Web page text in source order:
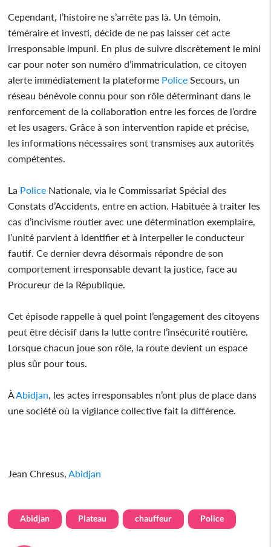
Cependant, l’histoire ne s’arrête pas là. Un témoin,
téméraire et investi, décide de ne pas laisser cet acte
irresponsable impuni. En plus de suivre discrètement le mini
car pour noter son numéro d’immatriculation, ce citoyen
alerte immédiatement la plateforme Police Secours, un
réseau bénévole connu pour son rôle déterminant dans le
renforcement de la collaboration entre les forces de l’ordre
et les usagers. Grâce à son intervention rapide et précise,
les informations nécessaires sont transmises aux autorités
compétentes.
La Police Nationale, via le Commissariat Spécial des
Constats d’Accidents, entre en action. Habituée à traiter les
cas d’incivisme routier avec une détermination exemplaire,
l’unité parvient à identifier et à interpeller le conducteur
fautif. Ce dernier devra désormais répondre de son
comportement irresponsable devant la justice, face au
Procureur de la République.
Cet épisode rappelle à quel point l’engagement des citoyens
peut être décisif dans la lutte contre l’insécurité routière.
Lorsque chacun joue son rôle, la route devient un espace
plus sûr pour tous.
ÀAbidjan, les actes irresponsables n’ont plus de place dans
une société où la vigilance collective fait la différence.
Jean Chresus,Abidjan
Abidjan Plateau chauffeur Police